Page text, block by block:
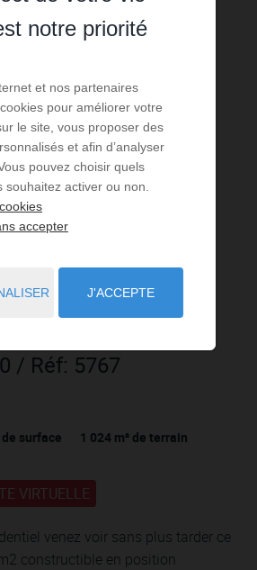
vendre
/ Réf: 5767
de surface 1 024 m² de terrain
VIRTUELLE
venez voir sans plus tarder ce
constructible en position
notre priorité
et nos partenaires
pour améliorer votre
le site, vous proposer des
et afin d’analyser
pouvez choisir quels
souhaitez activer ou non.
accepter
J'ACCEPTE